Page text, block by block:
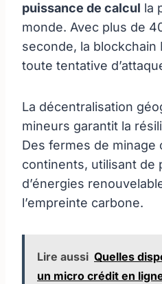
puissance de calcul la
monde. Avec plus de
seconde, la blockchain
toute tentative
La décentralisation
mineurs garantit la
Des fermes de
continents, utilisant de
d’énergies
l’empreinte carbone.
Lire aussi Quelles
un micro crédit en